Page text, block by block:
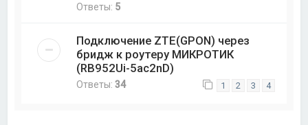
Ответы: 5
Подключение ZTE(GPON) через
бридж к роутеру МИКРОТИК
(RB952Ui-5ac2nD)
Ответы:34 1 2 3 4